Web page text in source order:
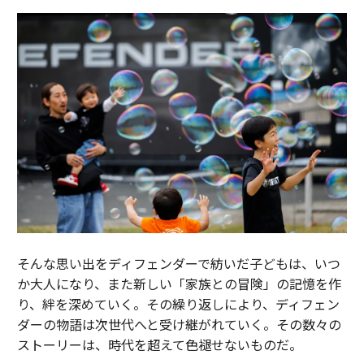
そんな思い出をディフェンダーで紡いだ子どもは、いつ
か大人になり、また新しい「家族との冒険」の記憶を作
り、絆を深めていく。その繰り返しにより、ディフェン
ダーの物語は次世代へと受け継がれていく。その数々の
ストーリーは、時代を超えて色褪せないものだ。